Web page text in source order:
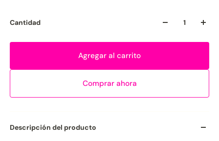
Cantidad
Agregar al carrito
Comprar ahora
Descripción del producto